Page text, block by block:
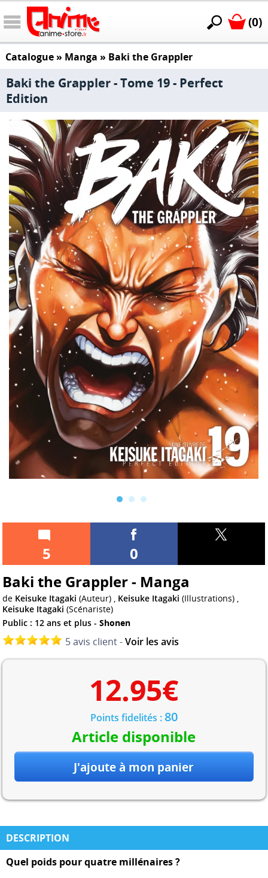
(0)
Catalogue» Manga » Baki the Grappler
Baki the Grappler - Tome 19 - Perfect
Edition
5
0
Baki the Grappler - Manga
de Keisuke Itagaki (Auteur) , Keisuke Itagaki (Illustrations) ,
Keisuke Itagaki (Scénariste)
Public : 12 ans et plus -Shonen
5 avis client -Voir les avis
12.95€
Points fidelités : 80
Article disponible
DESCRIPTION
Quel poids pour quatre millénaires ?